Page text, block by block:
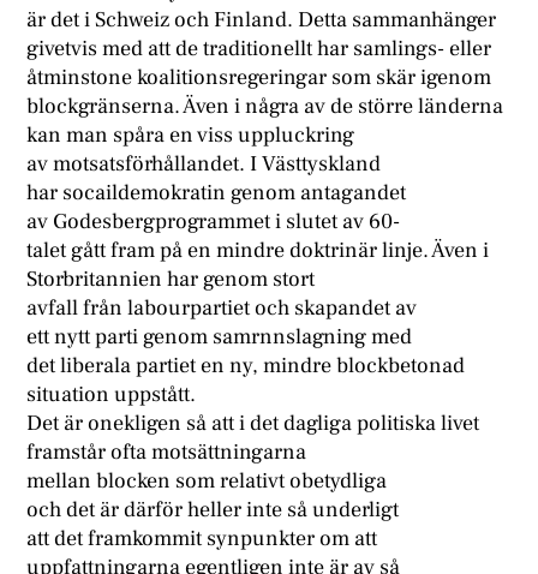
är det i Schweiz och Finland. Detta sammanhänger
givetvis med att de traditionellt har samlings- eller
åtminstone koalitionsregeringar som skär igenom
blockgränserna. Även i några av de större länderna
kan man spåra en viss uppluckring
av motsatsförhållandet. I Västtyskland
har socaildemokratin genom antagandet
av Godesbergprogrammet i slutet av 60-
talet gått fram på en mindre doktrinär linje. Även i
Storbritannien har genom stort
avfall från labourpartiet och skapandet av
ett nytt parti genom samrnnslagning med
det liberala partiet en ny, mindre blockbetonad
situation uppstått.
Det är onekligen så att i det dagliga politiska livet
framstår ofta motsättningarna
mellan blocken som relativt obetydliga
och det är därför heller inte så underligt
att det framkommit synpunkter om att
uppfattningarna egentligen inte är av så